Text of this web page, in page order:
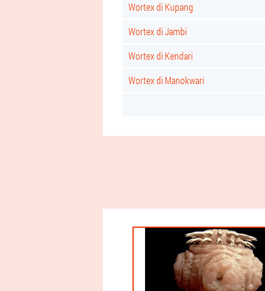
Wortex di Kupang
Wortex di Jambi
Wortex di Kendari
Wortex di Manokwari